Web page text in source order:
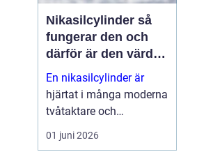
Nikasilcylinder så
fungerar den och
därför är den värd
att rädda
En nikasilcylinder är
hjärtat i många moderna
tvåtaktare och
högpresterande
fyrtaktsmotorer. När
01 juni 2026